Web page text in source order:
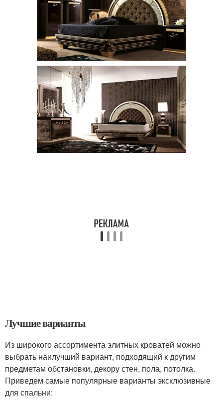
Лучшие варианты
Из широкого ассортимента элитных кроватей можно
выбрать наилучший вариант, подходящий к другим
предметам обстановки, декору стен, пола, потолка.
Приведем самые популярные варианты эксклюзивные
для спальни: